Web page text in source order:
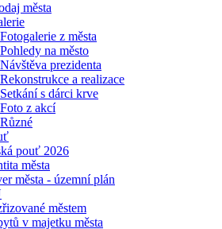
města
Fotogalerie z města
Pohledy na město
Návštěva prezidenta
Rekonstrukce a realizace
Setkání s dárci krve
Foto z akcí
Různé
pouť 2026
města
města - územní plán
městem
v majetku města